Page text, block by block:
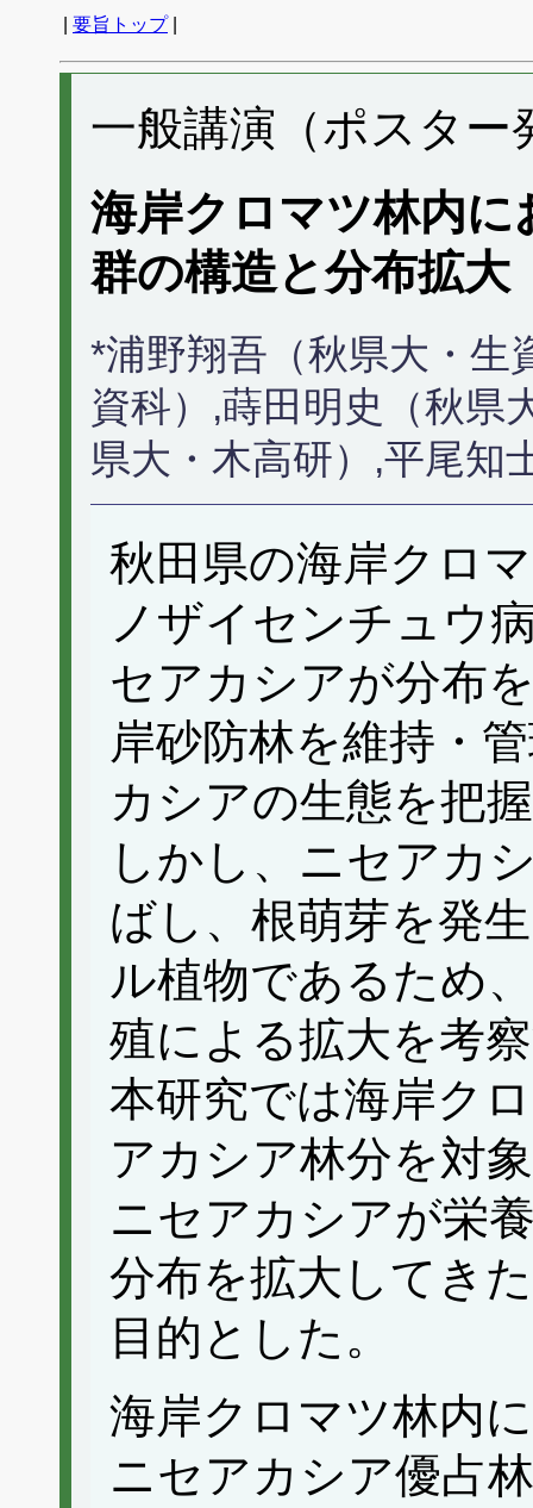
要旨トップ|
一般講演（ポスター
海岸クロマツ林内
群の構造と分布拡大
*浦野翔吾（秋県大・生
資科）,蒔田明史（秋県
県大・木高研）,平尾知
秋田県の海岸クロ
ノザイセンチュウ
セアカシアが分布
岸砂防林を維持・
カシアの生態を把
しかし、ニセアカ
ばし、根萌芽を発
ル植物であるため
殖による拡大を考
本研究では海岸ク
アカシア林分を対
ニセアカシアが栄
分布を拡大してき
目的とした。
海岸クロマツ林内
ニセアカシア優占